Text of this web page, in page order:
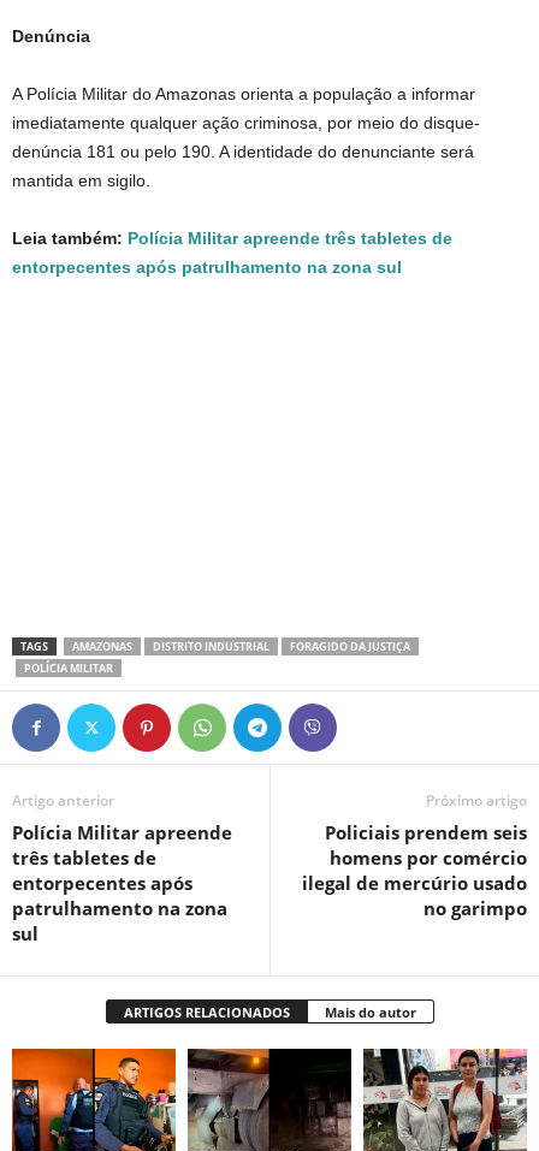
Denúncia
A Polícia Militar do Amazonas orienta a população a informar
imediatamente qualquer ação criminosa, por meio do disque-
denúncia 181 ou pelo 190. A identidade do denunciante será
mantida em sigilo.
Leia também: Polícia Militar apreende três tabletes de
entorpecentes após patrulhamento na zona sul
TAGS AMAZONAS DISTRITO INDUSTRIAL
FORAGIDO DA JUSTIÇA
POLÍCIA MILITAR
Artigo anterior
Polícia Militar apreende
três tabletes de
entorpecentes após
patrulhamento na zona
sul
Próximo artigo
Policiais prendem seis
homens por comércio
ilegal de mercúrio usado
no garimpo
ARTIGOS RELACIONADOS Mais do autor